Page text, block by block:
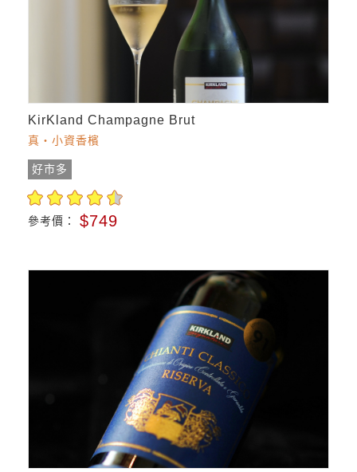
KirKland Champagne Brut
真・小資香檳
好市多
參考價： $749